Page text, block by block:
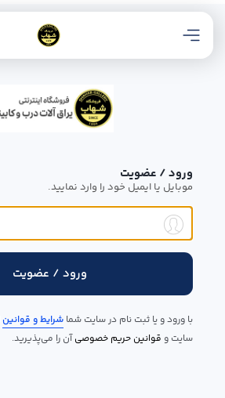
ورود / عضویت
موبایل یا ایمیل خود را وارد نمایید.
ورود / عضویت
با ورود و یا ثبت نام در سایت شما شرایط و قوانین
سایت و قوانین حریم خصوصیآن را می‌پذیرید.